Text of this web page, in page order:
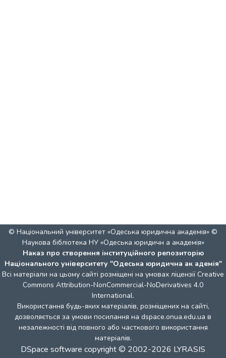
© Національний університет «Одеська юридична академія» ©
Наукова бібліотека НУ «Одеська юридичн а академія»
Наказ про створення інституційного репозиторію
Національного університету "Одеська юридична ак адемія"
Всі матеріали на цьому сайті розміщені на умовах ліцензії Creative
Commons Attribution-NonCommercial-NoDerivatives 4.0
International.
Використання будь-яких матеріалів, розміщених на сайті,
дозволяється за умови посилання на dspace.onua.edu.ua в
незалежності від повного або часткового використання
матеріалів.
DSpace software copyright © 2002-2026 LYRASIS